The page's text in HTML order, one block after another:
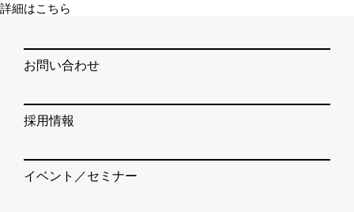
詳細はこちら
お問い合わせ
採用情報
イベント／セミナー